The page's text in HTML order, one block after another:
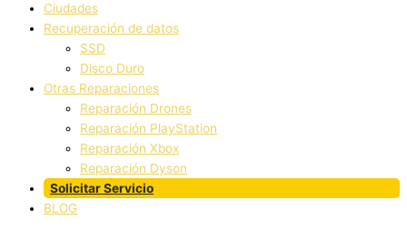
Ciudades
Recuperación de datos
SSD
Disco Duro
Otras Reparaciones
Reparación Drones
Reparación PlayStation
Reparación Xbox
Reparación Dyson
Solicitar Servicio
BLOG